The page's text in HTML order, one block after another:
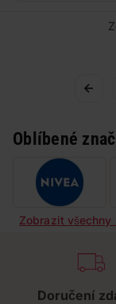
Oblíbené
Zobrazit všechny
Doručení